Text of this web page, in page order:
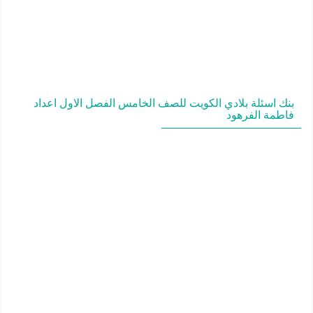
بنك اسئلة بلادي الكويت للصف الخامس الفصل الاول اعداد
فاطمة الفرهود